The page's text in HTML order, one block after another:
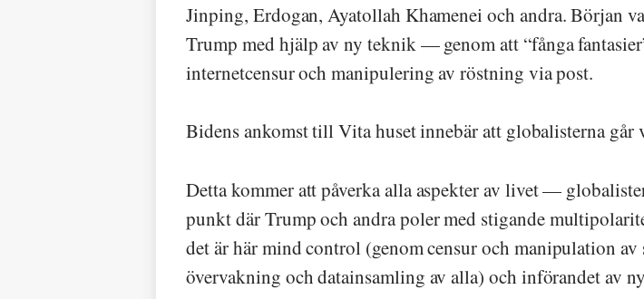
Jinping, Erdogan, Ayatollah Khamenei och andra. Början
Trump med hjälp av ny teknik — genom att “fånga
internetcensur och manipulering av röstning via post.
Bidens ankomst till Vita huset innebär att globalisterna går
Detta kommer att påverka alla aspekter av livet —
punkt där Trump och andra poler med stigande
det är här mind control (genom censur och manipulation av
övervakning och datainsamling av alla) och införandet av